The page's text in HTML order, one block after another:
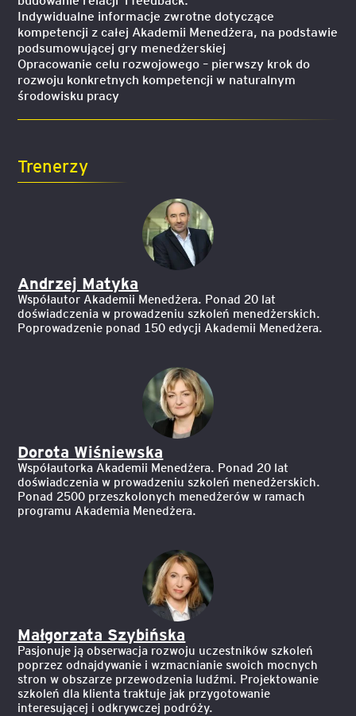
Indywidualne informacje zwrotne dotyczące
kompetencji z całej Akademii Menedżera, na podstawie
podsumowującej gry menedżerskiej
Opracowanie celu rozwojowego – pierwszy krok do
rozwoju konkretnych kompetencji w naturalnym
środowisku pracy
Trenerzy
Andrzej Matyka
Współautor Akademii Menedżera. Ponad 20 lat
doświadczenia w prowadzeniu szkoleń menedżerskich.
Poprowadzenie ponad 150 edycji Akademii Menedżera.
Dorota Wiśniewska
Współautorka Akademii Menedżera. Ponad 20 lat
doświadczenia w prowadzeniu szkoleń menedżerskich.
Ponad 2500 przeszkolonych menedżerów w ramach
programu Akademia Menedżera.
Małgorzata Szybińska
Pasjonuje ją obserwacja rozwoju uczestników szkoleń
poprzez odnajdywanie i wzmacnianie swoich mocnych
stron w obszarze przewodzenia ludźmi. Projektowanie
szkoleń dla klienta traktuje jak przygotowanie
interesującej i odkrywczej podróży.